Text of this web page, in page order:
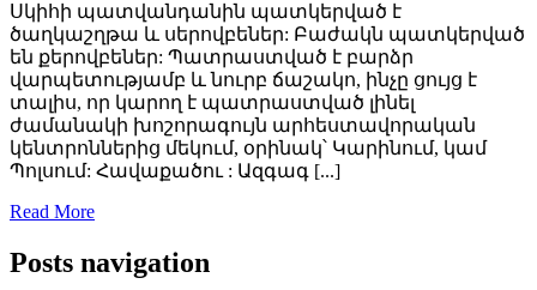
Սկիհի պատվանդանին պատկերված է
ծաղկաշղթա և սերովբեներ: Բաժակն պատկերված
են քերովբեներ: Պատրաստված է բարձր
վարպետությամբ և նուրբ ճաշակո, ինչը ցույց է
տալիս, որ կարող է պատրաստված լինել
ժամանակի խոշորագույն արհեստավորական
կենտրոններից մեկում, օրինակ՝ Կարինում, կամ
Պոլսում: Հավաքածու : Ազգագ [...]
Read More
Posts navigation